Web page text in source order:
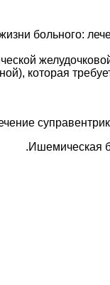
больного:
которая
Ишемическая